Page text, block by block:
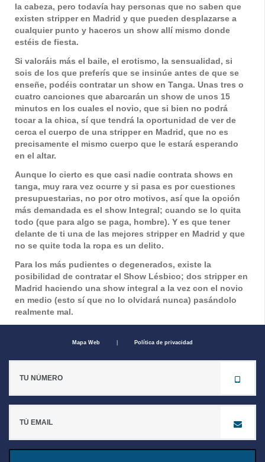
la cabeza, pero todavía hay personas que no saben que
existen stripper en Madrid y que pueden desplazarse a
cualquier punto y haceros un show allí mismo donde
estéis de fiesta.
Si valoráis más el baile, el erotismo, la sensualidad, si
sois de los que preferís que se insinúe antes de que se
enseñe, podéis contratar un show en Tanga. Unas tres o
cuatro canciones que abarcarán un show de unos 15
minutos en los cuales el novio, que si bien no podrá
tocar a la chica, sí que tendrá la oportunidad de ver de
cerca el cuerpo de una stripper en Madrid, que no es
precisamente el mismo cuerpo que le estará esperando
en el altar.
Aunque lo cierto es que casi nadie contrata shows en
tanga, muy rara vez ocurre y si pasa es por cuestiones
presupuestarias, no por otro motivos, así que la opción
más demandada es el show Integral; cuando se lo quita
todo (que para algo se paga, hombre). Y es que tener
delante de ti una de las mejores stripper en Madrid y que
no se quite toda la ropa es un delito.
Para los más pudientes o degenerados, existe la
posibilidad de contratar el Show Lésbico; dos stripper en
Madrid haciendo una show integral a la vez con el novio
en medio (esto sí que no lo olvidará nunca) pasándolo
realmente mal.
Mapa Web Política de privacidad